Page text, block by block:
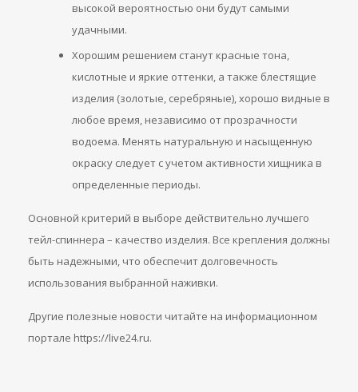
высокой вероятностью они будут самыми
удачными.
Хорошим решением станут красные тона,
кислотные и яркие оттенки, а также блестящие
изделия (золотые, серебряные), хорошо видные в
любое время, независимо от прозрачности
водоема. Менять натуральную и насыщенную
окраску следует с учетом активности хищника в
определенные периоды.
Основной критерий в выборе действительно лучшего
тейл-спиннера – качество изделия. Все крепления должны
быть надежными, что обеспечит долговечность
использования выбранной наживки.
Другие полезные новости читайте на информационном
портале https://live24.ru.